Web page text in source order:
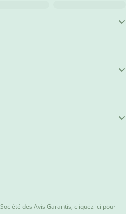
des Avis Garantis, cliquez ici pour